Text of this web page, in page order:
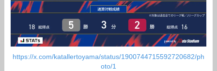
https://x.com/katallertoyama/status/1900744715592720682/ph
oto/1